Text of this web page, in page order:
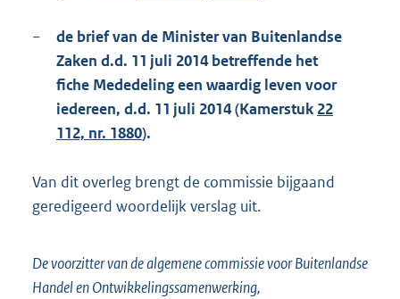
−
de brief van de Minister van Buitenlandse
Zaken d.d. 11 juli 2014 betreffende het
fiche Mededeling een waardig leven voor
iedereen, d.d. 11 juli 2014 (Kamerstuk 22
112, nr. 1880).
Van dit overleg brengt de commissie bijgaand
geredigeerd woordelijk verslag uit.
De voorzitter van de algemene commissie voor Buitenlandse
Handel en Ontwikkelingssamenwerking,